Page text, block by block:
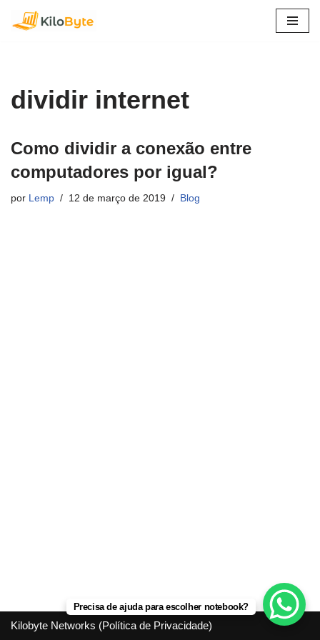
conteúdo
dividir internet
Como dividir a conexão entre
computadores por igual?
por Lemp 12 de março de 2019 Blog
Kilobyte Networks (Política de Privacidade)
Precisa de ajuda para escolher notebook?